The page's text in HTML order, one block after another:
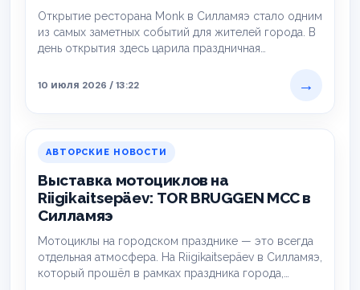
Открытие ресторана Monk в Силламяэ стало одним
из самых заметных событий для жителей города. В
день открытия здесь царила праздничная…
10 июля 2026 / 13:22 →
АВТОРСКИЕ НОВОСТИ
Выставка мотоциклов на
Riigikaitsepäev: TOR BRUGGEN MCC в
Силламяэ
Мотоциклы на городском празднике — это всегда
отдельная атмосфера. На Riigikaitsepäev в Силламяэ,
который прошёл в рамках праздника города,